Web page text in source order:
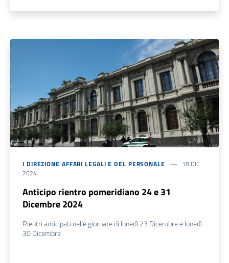
I DIREZIONE AFFARI LEGALI E DEL PERSONALE
18 DIC
2024
Anticipo rientro pomeridiano 24 e 31
Dicembre 2024
Rientri anticipati nelle giornate di lunedì 23 Dicembre e lunedì
30 Dicembre